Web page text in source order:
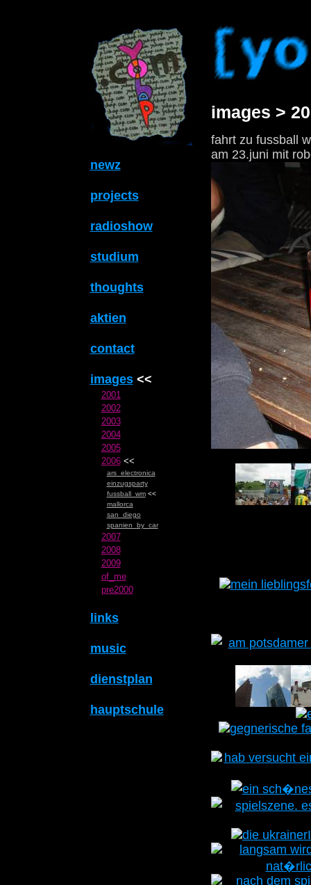
newz
projects
radioshow
studium
thoughts
aktien
contact
images<<
2001
2002
2003
2004
2005
2006<<
ars_electronica
einzugsparty
fussball_wm<<
mallorca
san_diego
spanien_by_car
2007
2008
2009
of_me
pre2000
links
music
dienstplan
hauptschule
images >
fahrt zu fussball
am 23.juni mit